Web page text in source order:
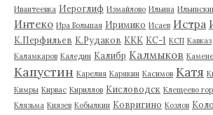
Ивантеевка Иероглиф Измайлово Ильина
Интеко Ира Большая Иримико Исаев Истра
К.Перфильев К.Рудаков ККК КС-1 КСП Кавказ
Каламкаров Каледин Калибр Калмыков
Капустин Карелия Карякин Касимов Катя
Кимры Кирвас Кириллов Кисловодск Клещеево
Клязьма Князев Кобылкин Ковригино Козлов